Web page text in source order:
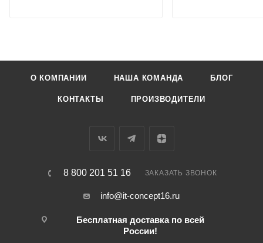
О КОМПАНИИ НАША КОМАНДА БЛОГ
КОНТАКТЫ ПРОИЗВОДИТЕЛИ
8 800 201 51 16 ЗАКАЗАТЬ ЗВОНОК
info@it-concept16.ru
Бесплатная доставка по всей
России!